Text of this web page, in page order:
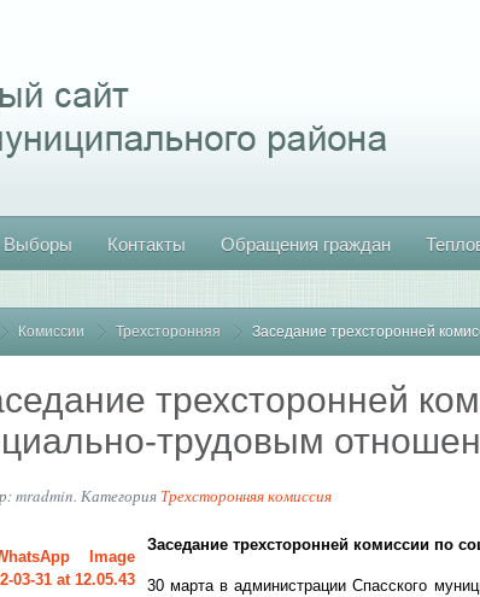
Выборы Контакты Обращения граждан
Главная
Комиссии Трехсторонняя Заседание трехсторонней
трехсторонней
трудовым
mradmin. Категория Трехсторонняя комиссия
Заседание трехсторонней комиссии по
30 марта в администрации Спасского